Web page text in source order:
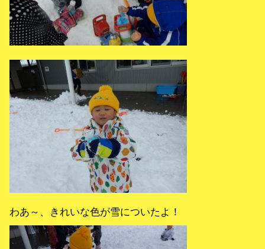
わあ～、きれいな色が雪についたよ！